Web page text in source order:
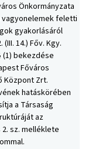
Önkormányzata
vagyonelemek feletti
gyakorlásáról
14.) Főv. Kgy.
(1) bekezdése
Főváros
Központ Zrt.
hatáskörében
a Társaság
az
sz. melléklete